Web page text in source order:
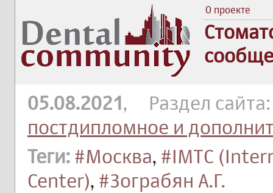
О проекте
05.08.2021, Раздел
постдипломное и
Теги: #Москва, #IMTC
Center), #Зограбян А.Г.